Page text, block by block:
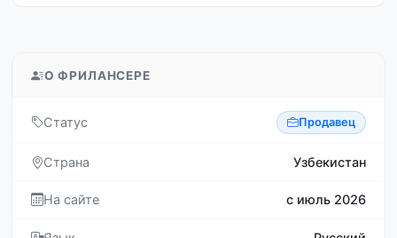
О ФРИЛАНСЕРЕ
Статус Продавец
Страна Узбекистан
На сайте с июль 2026